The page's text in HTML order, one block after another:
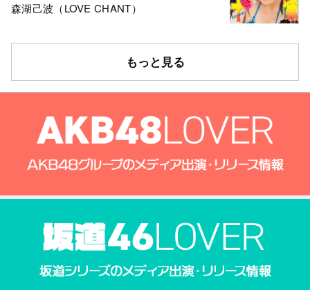
森湖己波（LOVE CHANT）
もっと見る